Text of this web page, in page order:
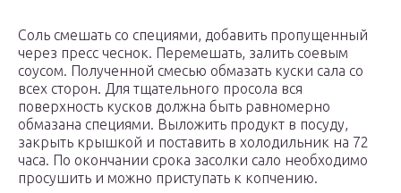
Соль смешать со специями, добавить пропущенный
через пресс чеснок. Перемешать, залить соевым
соусом. Полученной смесью обмазать куски сала со
всех сторон. Для тщательного просола вся
поверхность кусков должна быть равномерно
обмазана специями. Выложить продукт в посуду,
закрыть крышкой и поставить в холодильник на 72
часа. По окончании срока засолки сало необходимо
просушить и можно приступать к копчению.